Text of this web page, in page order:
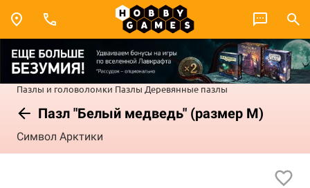
Пазлы и головоломки Пазлы Деревянные пазлы
Пазл "Белый медведь" (размер M)
Символ Арктики